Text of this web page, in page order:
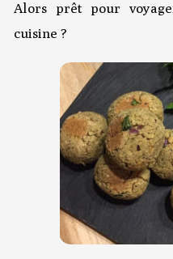
Alors prêt pour
cuisine ?